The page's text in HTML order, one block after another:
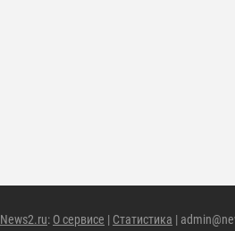
News2.ru: О сервисе | Статистика |